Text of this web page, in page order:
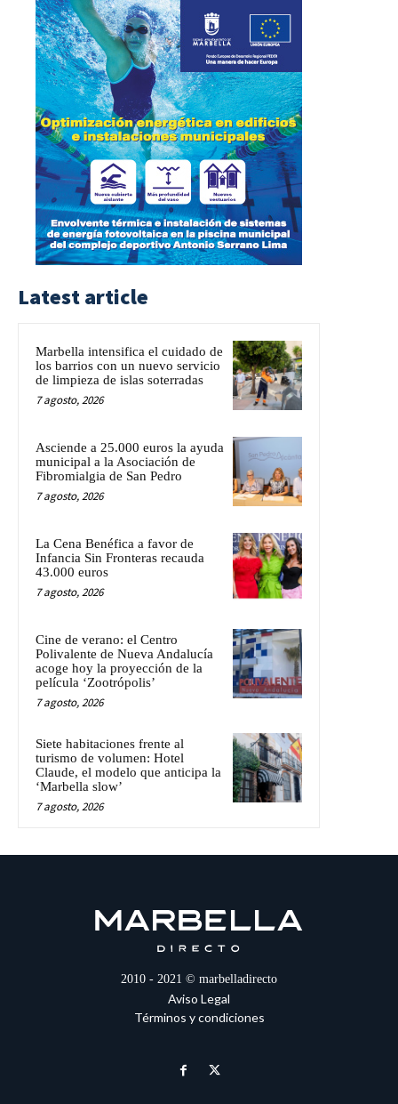
Latest article
Marbella intensifica el cuidado de
los barrios con un nuevo servicio
de limpieza de islas soterradas
7 agosto, 2026
Asciende a 25.000 euros la ayuda
municipal a la Asociación de
Fibromialgia de San Pedro
7 agosto, 2026
La Cena Benéfica a favor de
Infancia Sin Fronteras recauda
43.000 euros
7 agosto, 2026
Cine de verano: el Centro
Polivalente de Nueva Andalucía
acoge hoy la proyección de la
película ‘Zootrópolis’
7 agosto, 2026
Siete habitaciones frente al
turismo de volumen: Hotel
Claude, el modelo que anticipa la
‘Marbella slow’
7 agosto, 2026
2010 - 2021 © marbelladirecto
Aviso Legal
Términos y condiciones